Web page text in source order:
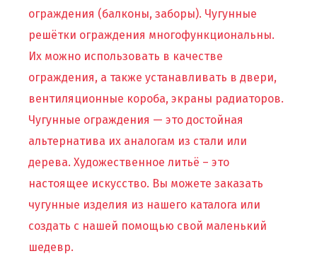
ограждения (балконы, заборы). Чугунные
решётки ограждения многофункциональны.
Их можно использовать в качестве
ограждения, а также устанавливать в двери,
вентиляционные короба, экраны радиаторов.
Чугунные ограждения — это достойная
альтернатива их аналогам из стали или
дерева. Художественное литьё – это
настоящее искусство. Вы можете заказать
чугунные изделия из нашего каталога или
создать с нашей помощью свой маленький
шедевр.